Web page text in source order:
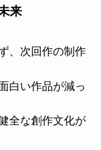
来
、次回作の制作
白い作品が減っ
全な創作文化が